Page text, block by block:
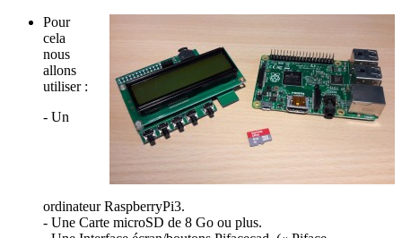
Pour
cela
nous
allons
utiliser :
- Un
ordinateur RaspberryPi3.
- Une Carte microSD de 8 Go ou plus.